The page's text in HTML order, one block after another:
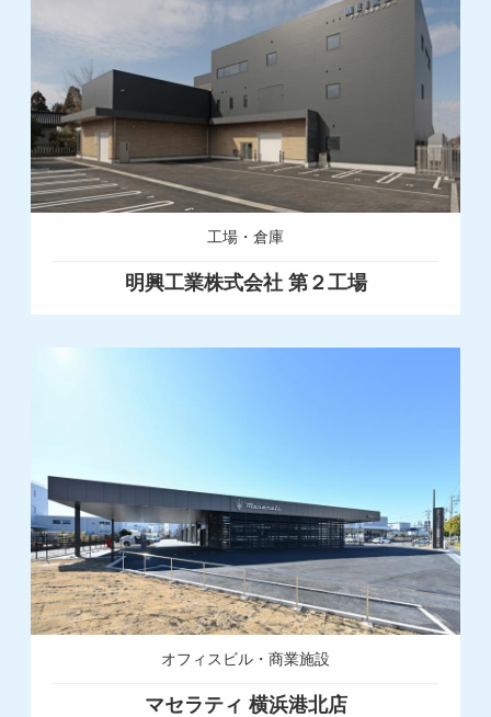
工場・倉庫
明興工業株式会社 第２工場
オフィスビル・商業施設
マセラティ 横浜港北店